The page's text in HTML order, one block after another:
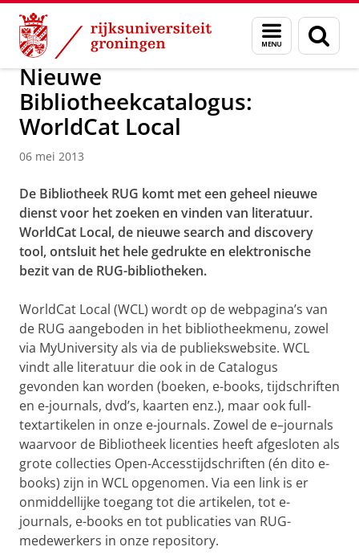
Skip
Content
Skip
Navigation
Menu
en
zoeken
Over ons Actueel Nieuws Nieuwsberichten
Nieuwe
Bibliotheekcatalogus:
WorldCat Local
06 mei 2013
De Bibliotheek RUG komt met een geheel nieuwe
dienst voor het zoeken en vinden van literatuur.
WorldCat Local, de nieuwesearch and discovery
tool, ontsluit het hele gedrukte en elektronische
bezit van de RUG-bibliotheken.
WorldCat Local (WCL) wordt op de webpagina’s van
de RUG aangeboden in het bibliotheekmenu, zowel
via MyUniversity als via de publiekswebsite. WCL
vindt alle literatuur die ook in de Catalogus
gevonden kan worden (boeken, e-books, tijdschriften
en e-journals, dvd’s, kaarten enz.), maar ook full-
textartikelen in onze e-journals. Zowel de e–journals
waarvoor de Bibliotheek licenties heeft afgesloten als
grote collecties Open-Accesstijdschriften (én dito e-
books) zijn in WCL opgenomen. Via een link is er
onmiddellijke toegang tot die artikelen, tot e-
journals, e-books en tot publicaties van RUG-
medewerkers in onze repository.